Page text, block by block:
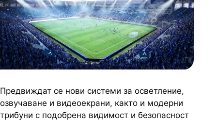
Предвиждат се нови системи за осветление,
озвучаване и видеоекрани, както и модерни
трибуни с подобрена видимост и безопасност